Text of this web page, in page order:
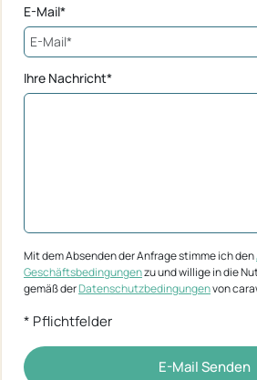
E-Mail*
Ihre Nachricht*
Mit dem Absenden der Anfrage stimme ich den
Geschäftsbedingungenzu und willige in die
gemäß derDatenschutzbedingungenvon
* Pflichtfelder
E-Mail Senden